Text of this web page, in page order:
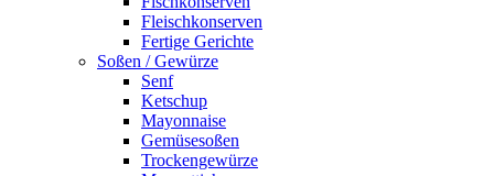
Fleischkonserven
Fertige Gerichte
Soßen / Gewürze
Senf
Ketschup
Mayonnaise
Gemüsesoßen
Trockengewürze